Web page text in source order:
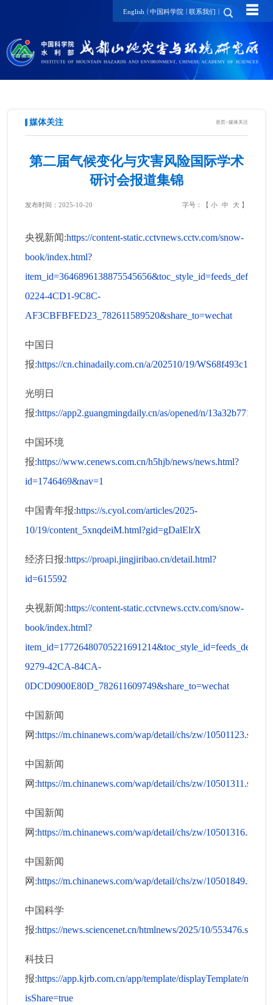
English | 中国科学院 | 联系我们 | ☰
媒体关注 首页>媒体关注
第二届气候变化与灾害风险国际学术
研讨会报道集锦
发布时间：2025-10-20 字号：【 小 中 大】
央视新闻:https://content-static.cctvnews.cctv.com/snow-
book/index.html?
0224-4CD1-9C8C-
AF3CBFBFED23_782611589520&share_to=wechat
中国日
报:https://cn.chinadaily.com.cn/a/202510/19/
光明日
报:https://app2.guangmingdaily.cn/as/opened/n/
中国环境
报:https://www.cenews.com.cn/h5hjb/news/news.html?
id=1746469&nav=1
中国青年报:https://s.cyol.com/articles/2025-
10/19/content_5xnqdeiM.html?gid=gDalElrX
经济日报:https://proapi.jingjiribao.cn/detail.html?
id=615592
央视新闻:https://content-static.cctvnews.cctv.com/snow-
book/index.html?
9279-42CA-84CA-
0DCD0900E80D_782611609749&share_to=wechat
中国新闻
网:https://m.chinanews.com/wap/detail/chs/zw/10501123.shtml
中国新闻
网:https://m.chinanews.com/wap/detail/chs/zw/10501311.shtml
中国新闻
网:https://m.chinanews.com/wap/detail/chs/zw/10501316.shtml
中国新闻
网:https://m.chinanews.com/wap/detail/chs/zw/10501849.shtml
中国科学
报:https://news.sciencenet.cn/htmlnews/2025/10/553476.shtm
科技日
报:https://app.kjrb.com.cn/app/template/displayTemplate/news/
isShare=true